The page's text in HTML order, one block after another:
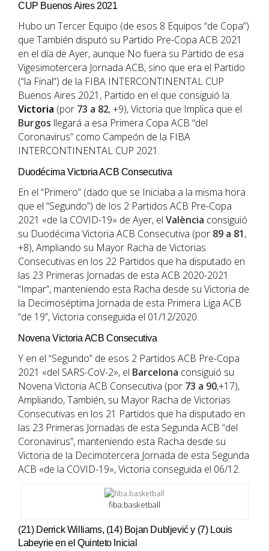
CUP Buenos Aires 2021
Hubo un Tercer Equipo (de esos 8 Equipos “de Copa”)
que También disputó su Partido Pre-Copa ACB 2021
en el día de Ayer, aunque No fuera su Partido de esa
Vigesimotercera Jornada ACB, sino que era el Partido
(“la Final”) de la FIBA INTERCONTINENTAL CUP
Buenos Aires 2021, Partido en el que consiguió la
Victoria (por 73 a 82, +9), Victoria que Implica que el
Burgos llegará a esa Primera Copa ACB “del
Coronavirus” como Campeón de la FIBA
INTERCONTINENTAL CUP 2021.
Duodécima Victoria ACB Consecutiva
En el “Primero” (dado que se Iniciaba a la misma hora
que el “Segundo”) de los 2 Partidos ACB Pre-Copa
2021 «de la COVID-19» de Ayer, el València consiguió
su Duodécima Victoria ACB Consecutiva (por 89 a 81,
+8), Ampliando su Mayor Racha de Victorias
Consecutivas en los 22 Partidos que ha disputado en
las 23 Primeras Jornadas de esta ACB 2020-2021
“Impar”, manteniendo esta Racha desde su Victoria de
la Decimoséptima Jornada de esta Primera Liga ACB
“de 19”, Victoria conseguida el 01/12/2020.
Novena Victoria ACB Consecutiva
Y en el “Segundo” de esos 2 Partidos ACB Pre-Copa
2021 «del SARS-CoV-2», el Barcelona consiguió su
Novena Victoria ACB Consecutiva (por 73 a 90,+17),
Ampliando, También, su Mayor Racha de Victorias
Consecutivas en los 21 Partidos que ha disputado en
las 23 Primeras Jornadas de esta Segunda ACB “del
Coronavirus”, manteniendo esta Racha desde su
Victoria de la Decimotercera Jornada de esta Segunda
ACB «de la COVID-19», Victoria conseguida el 06/12.
fiba.basketball
(21) Derrick Williams, (14) Bojan Dubljević y (7) Louis
Labeyrie en el Quinteto Inicial